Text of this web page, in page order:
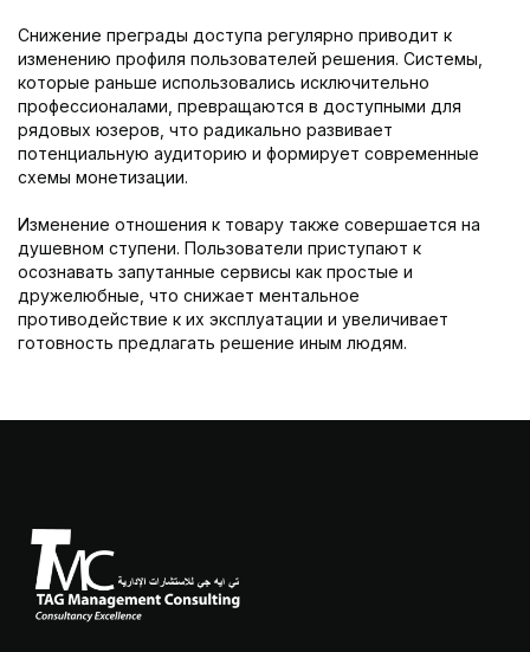
Снижение преграды доступа регулярно приводит к
изменению профиля пользователей решения. Системы,
которые раньше использовались исключительно
профессионалами, превращаются в доступными для
рядовых юзеров, что радикально развивает
потенциальную аудиторию и формирует современные
схемы монетизации.
Изменение отношения к товару также совершается на
душевном ступени. Пользователи приступают к
осознавать запутанные сервисы как простые и
дружелюбные, что снижает ментальное
противодействие к их эксплуатации и увеличивает
готовность предлагать решение иным людям.